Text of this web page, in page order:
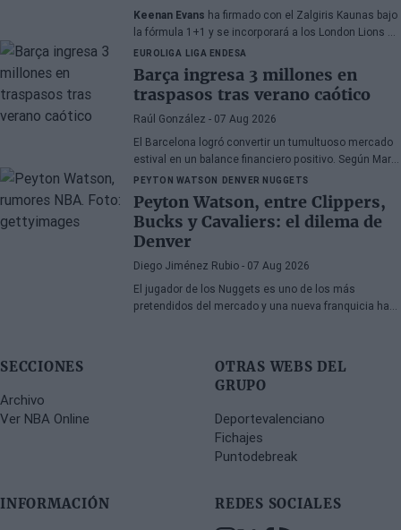
Keenan Evans ha firmado con el Zalgiris Kaunas bajo
la fórmula 1+1 y se incorporará a los London Lions en
calidad de cedido durante la temporada 2026/27. El
base estadounidense continúa su proceso de
recuperación tras las lesiones sufridas en los
últimos meses.
EUROLIGA LIGA ENDESA
Barça ingresa 3 millones en
traspasos tras verano caótico
Raúl González - 07 Aug 2026
El Barcelona logró convertir un tumultuoso mercado
estival en un balance financiero positivo. Según Marc
Mundet, la sección azulgrana ingresó cerca de tres
millones de euros procedentes de salidas de
jugadores, a pesar de un proceso de transferencias
marcado por la incertidumbre y los cambios de
última hora.
PEYTON WATSON DENVER NUGGETS
Peyton Watson, entre Clippers,
Bucks y Cavaliers: el dilema de
Denver
Diego Jiménez Rubio - 07 Aug 2026
El jugador de los Nuggets es uno de los más
pretendidos del mercado y una nueva franquicia ha
SECCIONES
Archivo
Ver NBA Online
OTRAS WEBS DEL
GRUPO
Deportevalenciano
Fichajes
Puntodebreak
INFORMACIÓN
REDES SOCIALES